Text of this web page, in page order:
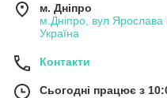
м. Дніпро
м.Дніпро, вул
Україна
Контакти
Сьогодні працює з